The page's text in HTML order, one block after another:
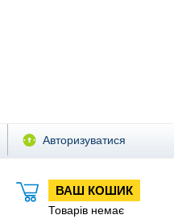
Авторизуватися
ВАШ КОШИК
Товарів немає